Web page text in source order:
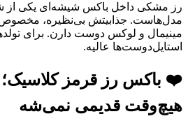
رز مشکی داخل باکس شیشه‌ای یکی از
مدل‌هاست. جذابیتش بی‌نظیره، مخصوص
مینیمال و لوکس دوست دارن. برای
استایل‌دوست‌ها عالیه.
❤️ باکس رز قرمز کلاسیک؛
هیچ‌وقت قدیمی نمی‌شه